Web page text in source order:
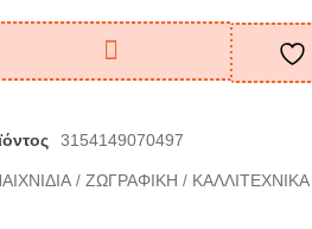
3154149070497
/ ΖΩΓΡΑΦΙΚΗ / ΚΑΛΛΙΤΕΧΝΙΚΑ